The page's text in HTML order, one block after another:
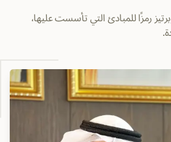
رمزًا للمبادئ التي تأسست عليها،